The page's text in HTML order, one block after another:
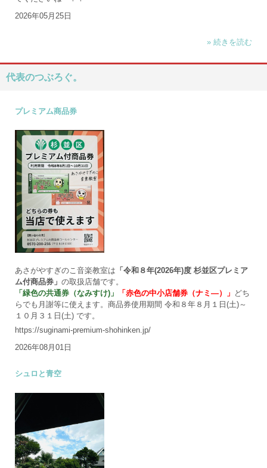
2026年05月25日
» 続きを読む
代表のつぶろぐ。
プレミアム商品券
あさがやすぎのこ音楽教室は 「令和８年(2026年)度 杉並区プレミア
ム付商品券」 の取扱店舗です。
「緑色の共通券（なみすけ)」
「赤色の中小店舗券（ナミ―）」 どち
らでも月謝等に使えます。商品券使用期間 令和８年８月１日(土)～
１０月３１日(土) です。
https://suginami-premium-shohinken.jp/
2026年08月01日
シュロと青空